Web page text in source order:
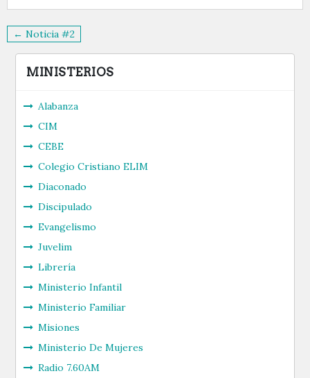
Navegación
de
entradas
← Noticia #2
MINISTERIOS
Alabanza
CIM
CEBE
Colegio Cristiano ELIM
Diaconado
Discipulado
Evangelismo
Juvelim
Librería
Ministerio Infantil
Ministerio Familiar
Misiones
Ministerio De Mujeres
Radio 7.60AM